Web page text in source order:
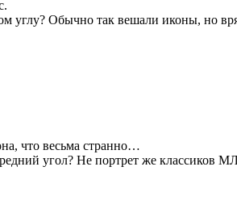
углу? Обычно так вешали иконы, но
что весьма странно…
угол? Не портрет же классиков